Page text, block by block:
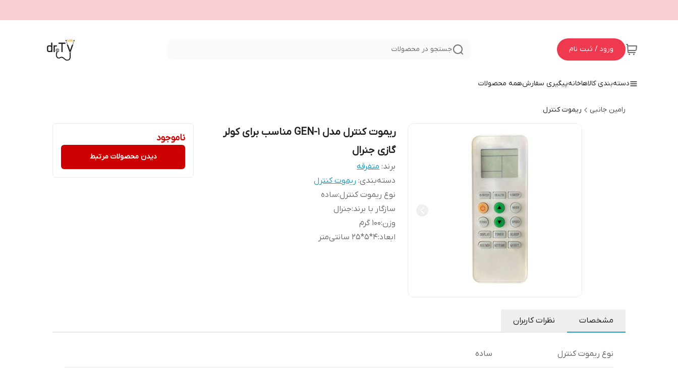
ورود / ثبت نام جستجو در محصولات
دسته‌بندی کالاهاخانهپیگیری سفارشهمه محصولات
رامین جانبی ریموت کنترل
ریموت کنترل مدل GEN-1 مناسب برای کولر
گازی جنرال
برند: متفرقه
دسته‌بندی: ریموت کنترل
نوع ریموت کنترل:ساده
سازگار با برند:جنرال
وزن:100 گرم
ابعاد:4*5*25 سانتی‌متر
ناموجود
دیدن محصولات مرتبط
مشخصات نظرات کاربران
نوع ریموت کنترل ساده